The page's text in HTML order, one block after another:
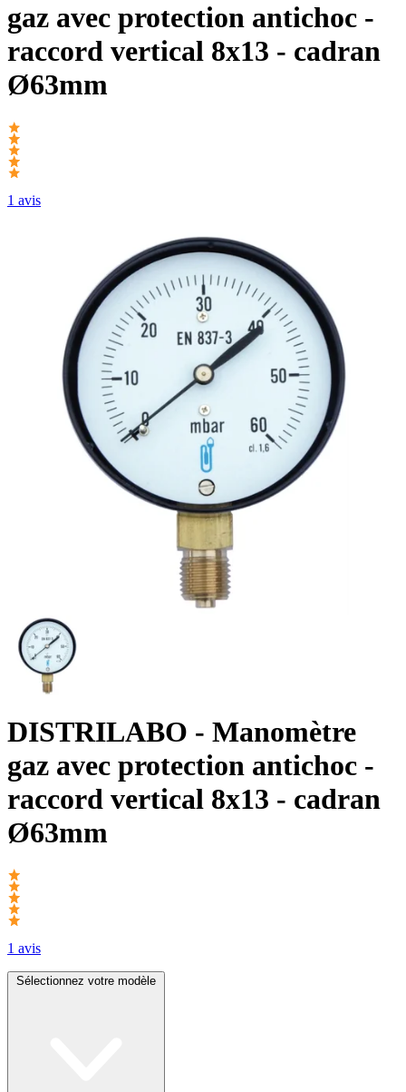
gaz avec protection antichoc -
raccord vertical 8x13 - cadran
Ø63mm
1 avis
DISTRILABO - Manomètre
gaz avec protection antichoc -
raccord vertical 8x13 - cadran
Ø63mm
1 avis
Sélectionnez votre modèle